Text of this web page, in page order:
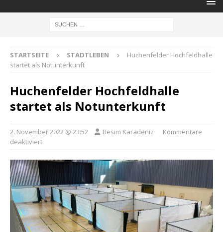
STARTSEITE STADTLEBEN
Huchenfelder Hochfeldhalle
startet als Notunterkunft
Huchenfelder Hochfeldhalle
startet als Notunterkunft
2. November 2022 @ 23:52 Besim Karadeniz
Kommentare
deaktiviert